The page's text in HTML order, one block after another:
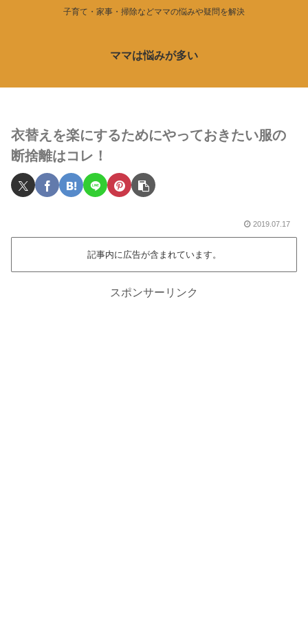
子育て・家事・掃除などママの悩みや疑問を解決
ママは悩みが多い
衣替えを楽にするためにやっておきたい服の
断捨離はコレ！
2019.07.17
記事内に広告が含まれています。
スポンサーリンク